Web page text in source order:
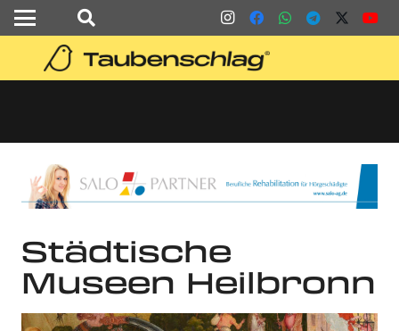
Städtische
Museen Heilbronn